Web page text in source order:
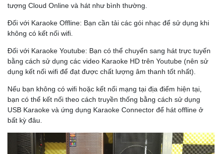
tượng Cloud Online và hát như bình thường.
Đối với Karaoke Offline: Bạn cần tải các gói nhạc để sử dụng khi
không có kết nối wifi.
Đối với Karaoke Youtube: Bạn có thể chuyển sang hát trực tuyến
bằng cách sử dụng các video Karaoke HD trên Youtube (nên sử
dụng kết nối wifi để đạt được chất lượng âm thanh tốt nhất).
Nếu bạn không có wifi hoặc kết nối mạng tại địa điểm hiện tại,
bạn có thể kết nối theo cách truyền thống bằng cách sử dụng
USB Karaoke và ứng dụng Karaoke Connector để hát offline ở
bất kỳ đâu.